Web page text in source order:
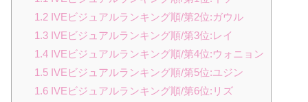
1.2IVEビジュアルランキング順/第2位:ガウル
1.3IVEビジュアルランキング順/第3位:レイ
1.4IVEビジュアルランキング順/第4位:ウォニョン
1.5IVEビジュアルランキング順/第5位:ユジン
1.6IVEビジュアルランキング順/第6位:リズ